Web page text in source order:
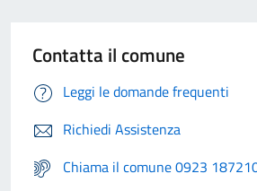
Contatta il comune
Leggi le domande frequenti
Richiedi Assistenza
Chiama il comune 0923